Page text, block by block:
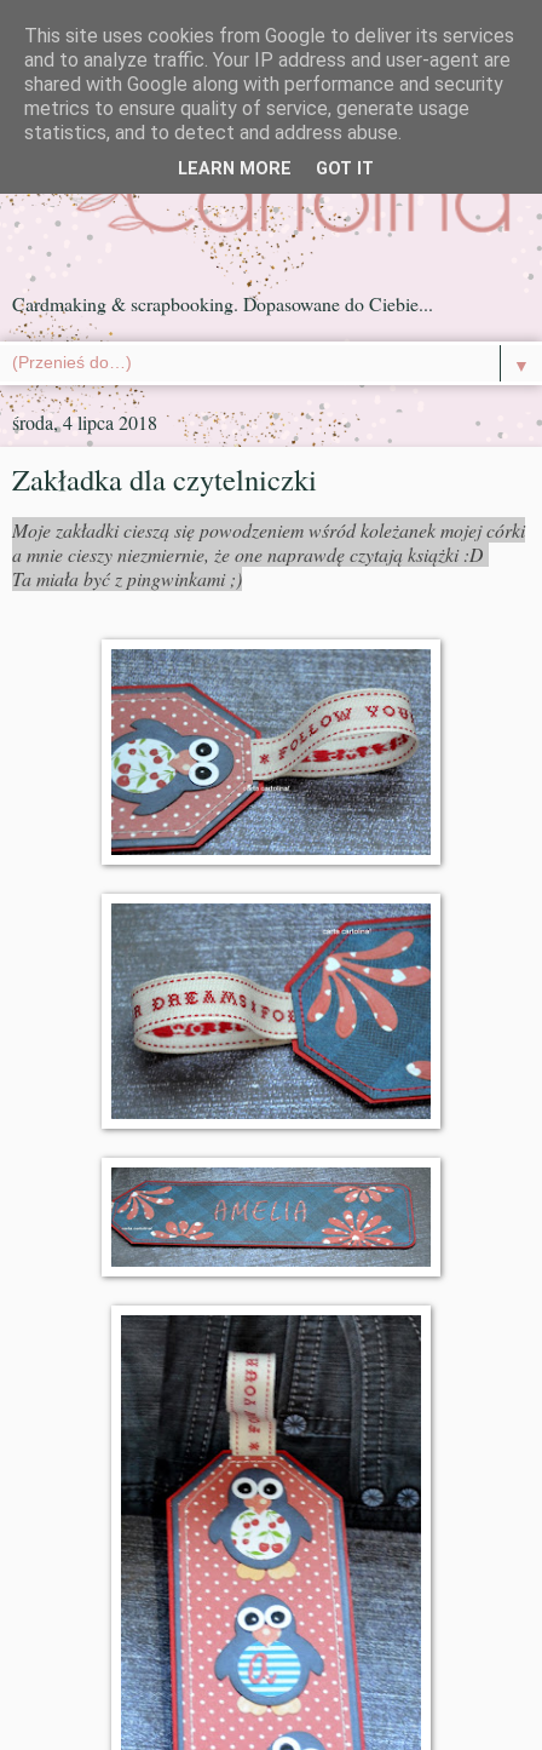
Cardmaking & scrapbooking. Dopasowane do Ciebie...
▼
środa, 4 lipca 2018
Zakładka dla czytelniczki
Moje zakładki cieszą się powodzeniem wśród koleżanek mojej córki
a mnie cieszy niezmiernie, że one naprawdę czytają książki :D
Ta miała być z pingwinkami ;)
This site uses cookies from Google to deliver its services
and to analyze traffic. Your IP address and user-agent are
shared with Google along with performance and security
metrics to ensure quality of service, generate usage
statistics, and to detect and address abuse.
LEARN MORE GOT IT